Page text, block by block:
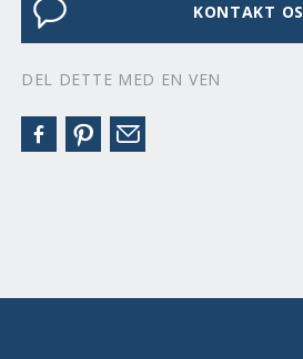
KONTAKT OS
DEL DETTE MED EN VEN